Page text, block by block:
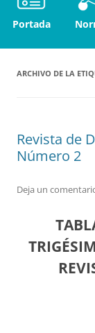
Portada
ARCHIVO DE LA
Revista de
Número 2
Deja un